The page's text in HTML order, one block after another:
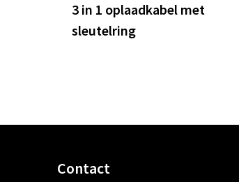
3 in 1 oplaadkabel met
sleutelring
Contact